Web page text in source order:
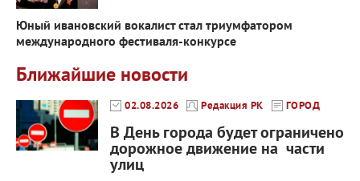
Юный ивановский вокалист стал триумфатором
международного фестиваля‑конкурсе
Ближайшие новости
02.08.2026 Редакция РК ГОРОД
В День города будет ограничено
дорожное движение на части
улиц